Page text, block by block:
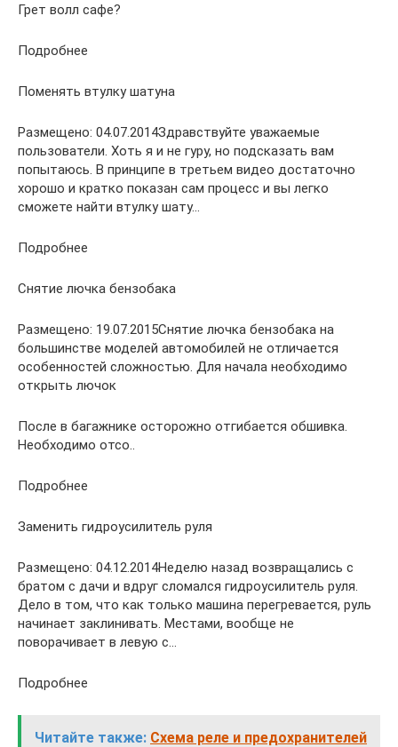
Грет волл сафе?
Подробнее
Поменять втулку шатуна
Размещено: 04.07.2014Здравствуйте уважаемые
пользователи. Хоть я и не гуру, но подсказать вам
попытаюсь. В принципе в третьем видео достаточно
хорошо и кратко показан сам процесс и вы легко
сможете найти втулку шату…
Подробнее
Снятие лючка бензобака
Размещено: 19.07.2015Снятие лючка бензобака на
большинстве моделей автомобилей не отличается
особенностей сложностью. Для начала необходимо
открыть лючок
После в багажнике осторожно отгибается обшивка.
Необходимо отсо..
Подробнее
Заменить гидроусилитель руля
Размещено: 04.12.2014Неделю назад возвращались с
братом с дачи и вдруг сломался гидроусилитель руля.
Дело в том, что как только машина перегревается, руль
начинает заклинивать. Местами, вообще не
поворачивает в левую с…
Подробнее
Читайте также: Схема реле и предохранителей